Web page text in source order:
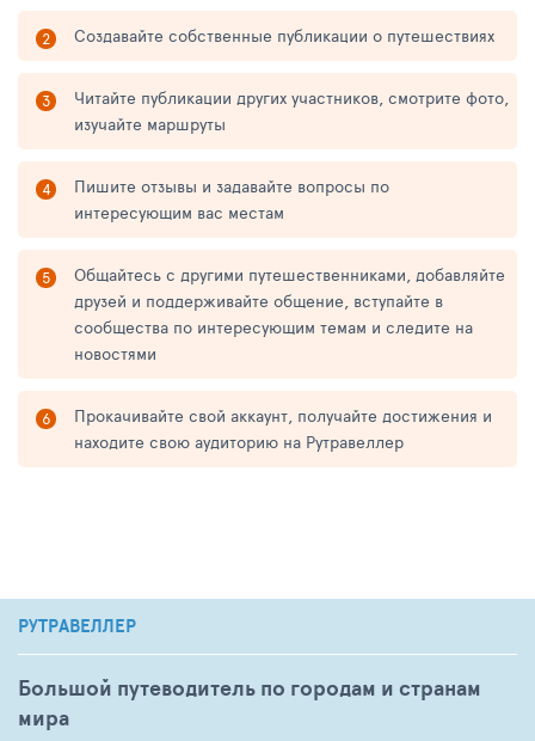
Создавайте собственные публикации о путешествиях
Читайте публикации других участников, смотрите фото,
изучайте маршруты
Пишите отзывы и задавайте вопросы по
интересующим вас местам
Общайтесь с другими путешественниками, добавляйте
друзей и поддерживайте общение, вступайте в
сообщества по интересующим темам и следите на
новостями
Прокачивайте свой аккаунт, получайте достижения и
находите свою аудиторию на Рутравеллер
РУТРАВЕЛЛЕР
Большой путеводитель по городам и странам
мира